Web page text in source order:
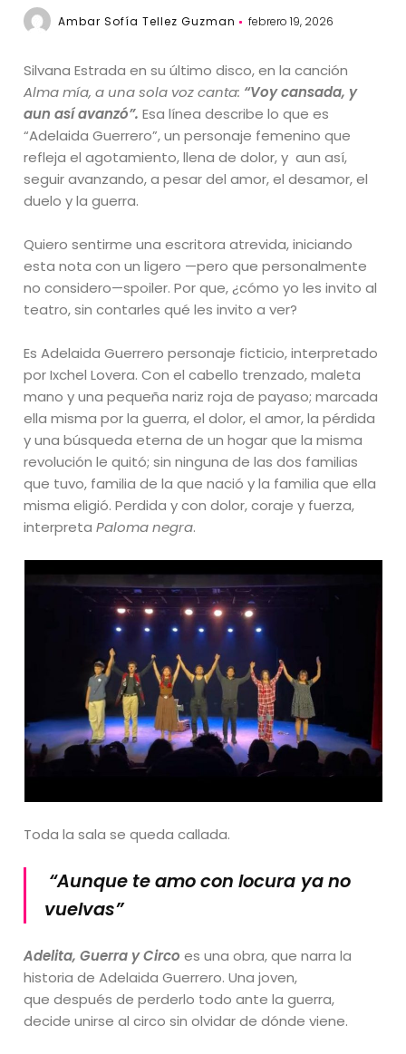
Ambar Sofía Tellez Guzman febrero 19, 2026
Silvana Estrada en su último disco, en la canción
Alma mía, a una sola voz canta: “Voy cansada, y
aun así avanzó”. Esa línea describe lo que es
“Adelaida Guerrero”, un personaje femenino que
refleja el agotamiento, llena de dolor, y aun así,
seguir avanzando, a pesar del amor, el desamor, el
duelo y la guerra.
Quiero sentirme una escritora atrevida, iniciando
esta nota con un ligero —pero que personalmente
no considero—spoiler. Por que, ¿cómo yo les invito al
teatro, sin contarles qué les invito a ver?
Es Adelaida Guerrero personaje ficticio, interpretado
por Ixchel Lovera. Con el cabello trenzado, maleta
mano y una pequeña nariz roja de payaso; marcada
ella misma por la guerra, el dolor, el amor, la pérdida
y una búsqueda eterna de un hogar que la misma
revolución le quitó; sin ninguna de las dos familias
que tuvo, familia de la que nació y la familia que ella
misma eligió. Perdida y con dolor, coraje y fuerza,
interpretaPaloma negra.
Toda la sala se queda callada.
“Aunque te amo con locura ya no
vuelvas”
Adelita, Guerra y Circo es una obra, que narra la
historia de Adelaida Guerrero. Una joven,
que después de perderlo todo ante la guerra,
decide unirse al circo sin olvidar de dónde viene.